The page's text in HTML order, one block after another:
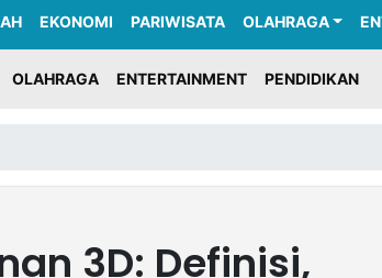
EKONOMI PARIWISATA OLAHRAGA
OLAHRAGA ENTERTAINMENT PENDIDIKAN
3D: Definisi,